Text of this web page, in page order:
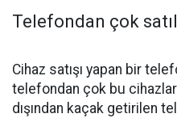
Telefondan çok
Cihaz satışı yapan bir
telefondan çok bu
dışından kaçak getirilen